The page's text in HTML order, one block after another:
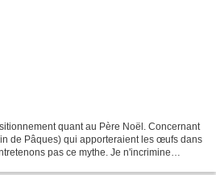
quant au Père Noël. Concernant
de Pâques) qui apporteraient les œufs dans
pas ce mythe. Je n'incrimine